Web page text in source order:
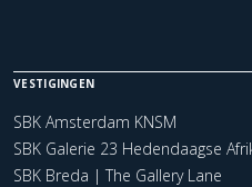
VESTIGINGEN
SBK Amsterdam KNSM
SBK Galerie 23 Hedendaagse
SBK Breda | The Gallery Lane